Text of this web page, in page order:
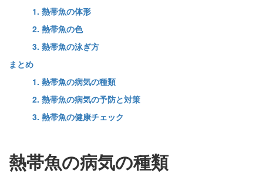
1. 熱帯魚の体形
2. 熱帯魚の色
3. 熱帯魚の泳ぎ方
まとめ
1. 熱帯魚の病気の種類
2. 熱帯魚の病気の予防と対策
3. 熱帯魚の健康チェック
熱帯魚の病気の種類